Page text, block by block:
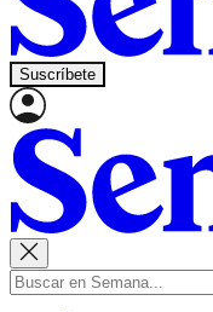
Suscríbete